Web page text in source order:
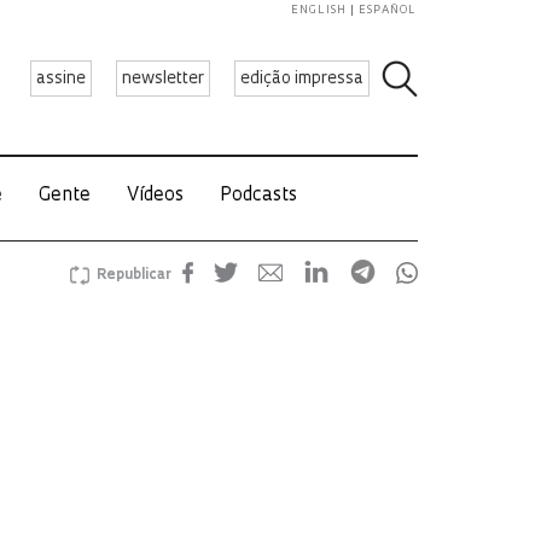
assine newsletter edição impressa
ENGLISH ESPAÑOL
Gente Vídeos Podcasts
Republicar